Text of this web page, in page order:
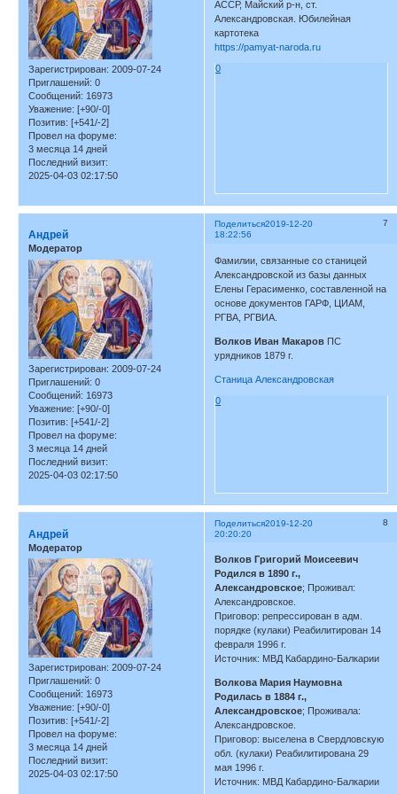
Зарегистрирован: 2009-07-24
Приглашений: 0
Сообщений: 16973
Уважение: [+90/-0]
Позитив: [+541/-2]
Провел на форуме:
3 месяца 14 дней
Последний визит:
2025-04-03 02:17:50
АССР, Майский р-н, ст.
Александровская. Юбилейная
картотека
https://pamyat-naroda.ru
0
Поделиться 7
2019-12-20
18:22:56
Андрей
Модератор
Зарегистрирован: 2009-07-24
Приглашений: 0
Сообщений: 16973
Уважение: [+90/-0]
Позитив: [+541/-2]
Провел на форуме:
3 месяца 14 дней
Последний визит:
2025-04-03 02:17:50
Фамилии, связанные со станицей
Александровской из базы данных
Елены Герасименко, составленной на
основе документов ГАРФ, ЦИАМ,
РГВА, РГВИА.
Волков Иван Макаров ПС
урядников 1879 г.
Станица Александровская
0
Поделиться 8
2019-12-20
20:20:20
Андрей
Модератор
Зарегистрирован: 2009-07-24
Приглашений: 0
Сообщений: 16973
Уважение: [+90/-0]
Позитив: [+541/-2]
Провел на форуме:
3 месяца 14 дней
Последний визит:
2025-04-03 02:17:50
Волков Григорий Моисеевич
Родился в 1890 г.,
Александровское; Проживал:
Александровское.
Приговор: репрессирован в адм.
порядке (кулаки) Реабилитирован 14
февраля 1996 г.
Источник: МВД Кабардино-Балкарии
Волкова Мария Наумовна
Родилась в 1884 г.,
Александровское; Проживала:
Александровское.
Приговор: выселена в Свердловскую
обл. (кулаки) Реабилитирована 29
мая 1996 г.
Источник: МВД Кабардино-Балкарии